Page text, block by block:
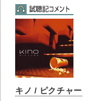
キノ / ピクチャー